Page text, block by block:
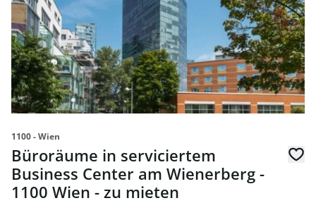
1100 - Wien
Büroräume in serviciertem
Business Center am Wienerberg -
1100 Wien - zu mieten